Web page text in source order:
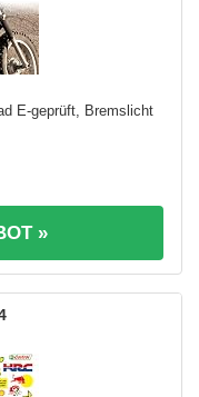
E-geprüft, Bremslicht
»